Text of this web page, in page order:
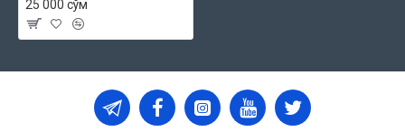
25 000 сўм